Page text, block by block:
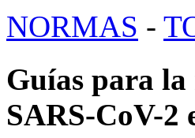
NORMAS -
Guías para
SARS-CoV-2